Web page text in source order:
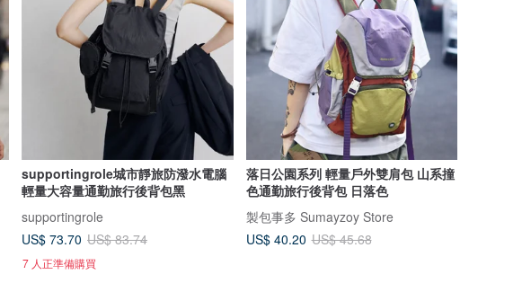
supportingrole城市靜旅防潑水電腦
輕量大容量通勤旅行後背包黑
supportingrole
US$ 73.70 US$ 83.74
7 人正準備購買
落日公園系列 輕量戶外雙肩包 山系撞
色通勤旅行後背包 日落色
製包事多 Sumayzoy Store
US$ 40.20 US$ 45.68